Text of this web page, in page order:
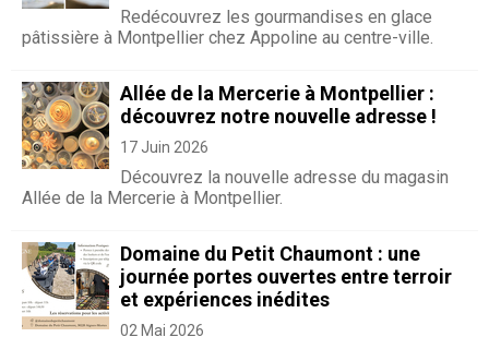
Redécouvrez les gourmandises en glace
pâtissière à Montpellier chez Appoline au centre-ville.
Allée de la Mercerie à Montpellier :
découvrez notre nouvelle adresse !
17 Juin 2026
Découvrez la nouvelle adresse du magasin
Allée de la Mercerie à Montpellier.
Domaine du Petit Chaumont : une
journée portes ouvertes entre terroir
et expériences inédites
02 Mai 2026